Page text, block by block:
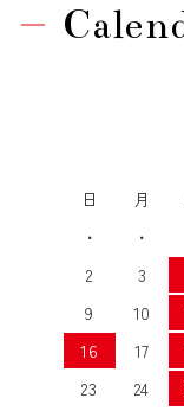
日 月
・
・
2
3
9
10
16
17
23
24